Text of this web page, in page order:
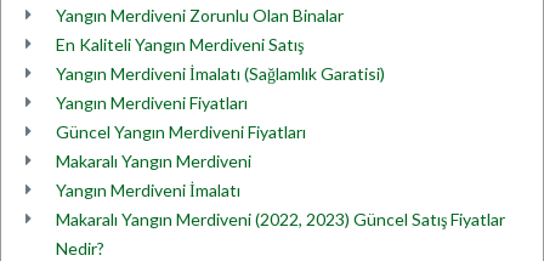
Yangın Merdiveni Zorunlu Olan Binalar
En Kaliteli Yangın Merdiveni Satış
Yangın Merdiveni İmalatı (Sağlamlık Garatisi)
Yangın Merdiveni Fiyatları
Güncel Yangın Merdiveni Fiyatları
Makaralı Yangın Merdiveni
Yangın Merdiveni İmalatı
Makaralı Yangın Merdiveni (2022, 2023) Güncel Satış Fiyatlar
Nedir?